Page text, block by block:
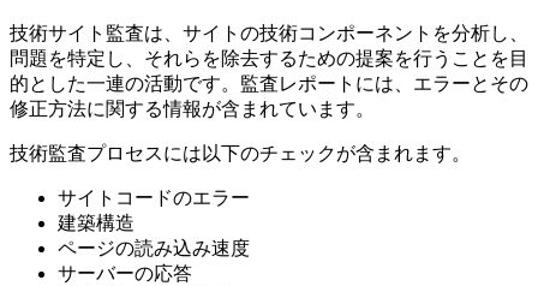
技術サイト監査は、サイトの技術コンポーネントを分析し、
問題を特定し、それらを除去するための提案を行うことを目
的とした一連の活動です。監査レポートには、エラーとその
修正方法に関する情報が含まれています。
技術監査プロセスには以下のチェックが含まれます。
サイトコードのエラー
建築構造
ページの読み込み速度
サーバーの応答